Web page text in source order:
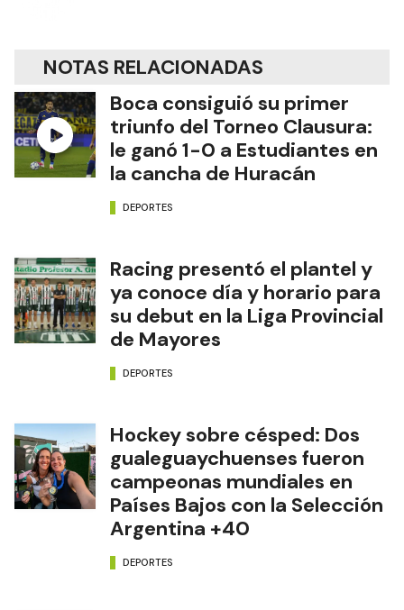
NOTAS RELACIONADAS
Boca consiguió su primer
triunfo del Torneo Clausura:
le ganó 1-0 a Estudiantes en
la cancha de Huracán
DEPORTES
Racing presentó el plantel y
ya conoce día y horario para
su debut en la Liga Provincial
de Mayores
DEPORTES
Hockey sobre césped: Dos
gualeguaychuenses fueron
campeonas mundiales en
Países Bajos con la Selección
Argentina +40
DEPORTES